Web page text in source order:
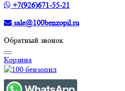
+7(926)671-55-21
sale@100benzopil.ru
Обратный звонок
Корзина